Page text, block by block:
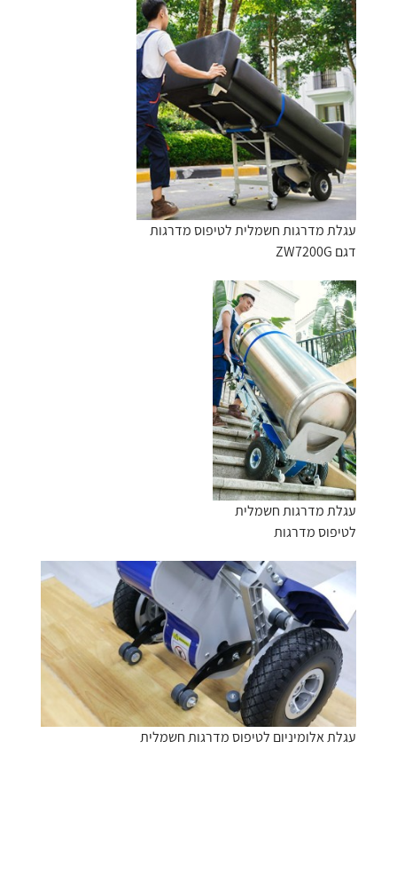
עגלת מדרגות חשמלית לטיפוס מדרגות
דגם ZW7200G
עגלת מדרגות חשמלית
לטיפוס מדרגות
עגלת אלומיניום לטיפוס מדרגות חשמלית